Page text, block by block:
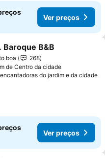
Ver preços
aos favoritos
Baroque B&B
boa
268
de Centro da cidade
do jardim e da cidade
Ver preços